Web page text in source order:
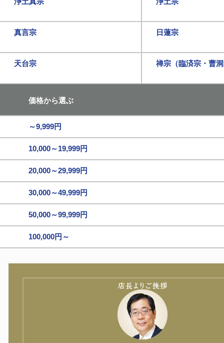
真言宗 日蓮宗
天台宗 禅宗（臨済宗・曹
価格から選ぶ
～9,999円
10,000～19,999円
20,000～29,999円
30,000～49,999円
50,000～99,999円
100,000円～